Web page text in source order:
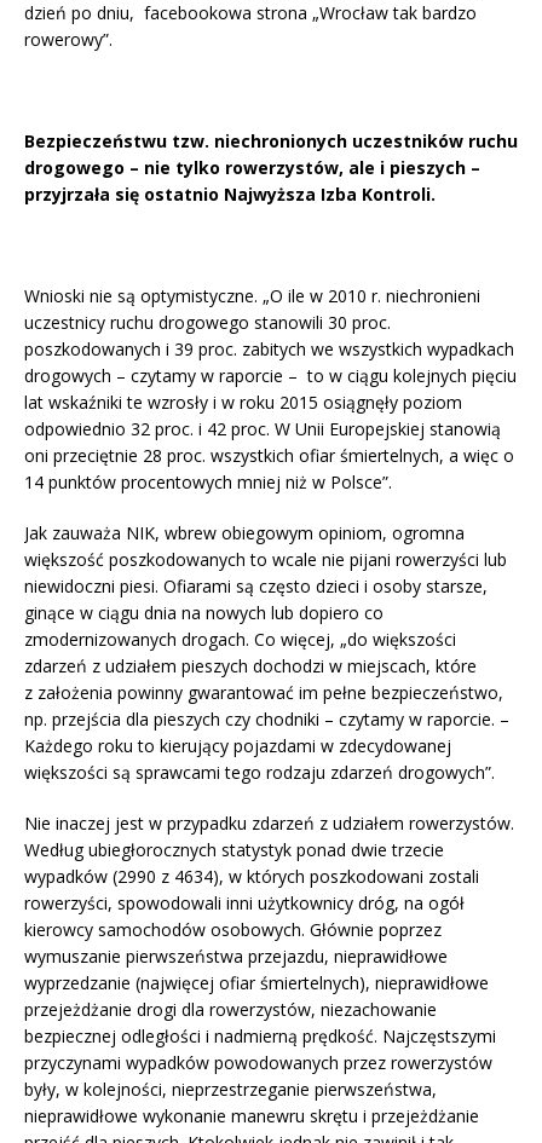
dzień po dniu, facebookowa strona „Wrocław tak bardzo
rowerowy”.
Bezpieczeństwu tzw. niechronionych uczestników ruchu
drogowego – nie tylko rowerzystów, ale i pieszych –
przyjrzała się ostatnio Najwyższa Izba Kontroli.
Wnioski nie są optymistyczne. „O ile w 2010 r. niechronieni
uczestnicy ruchu drogowego stanowili 30 proc.
poszkodowanych i 39 proc. zabitych we wszystkich wypadkach
drogowych – czytamy w raporcie – to w ciągu kolejnych pięciu
lat wskaźniki te wzrosły i w roku 2015 osiągnęły poziom
odpowiednio 32 proc. i 42 proc. W Unii Europejskiej stanowią
oni przeciętnie 28 proc. wszystkich ofiar śmiertelnych, a więc o
14 punktów procentowych mniej niż w Polsce”.
Jak zauważa NIK, wbrew obiegowym opiniom, ogromna
większość poszkodowanych to wcale nie pijani rowerzyści lub
niewidoczni piesi. Ofiarami są często dzieci i osoby starsze,
ginące w ciągu dnia na nowych lub dopiero co
zmodernizowanych drogach. Co więcej, „do większości
zdarzeń z udziałem pieszych dochodzi w miejscach, które
z założenia powinny gwarantować im pełne bezpieczeństwo,
np. przejścia dla pieszych czy chodniki – czytamy w raporcie. –
Każdego roku to kierujący pojazdami w zdecydowanej
większości są sprawcami tego rodzaju zdarzeń drogowych”.
Nie inaczej jest w przypadku zdarzeń z udziałem rowerzystów.
Według ubiegłorocznych statystyk ponad dwie trzecie
wypadków (2990 z 4634), w których poszkodowani zostali
rowerzyści, spowodowali inni użytkownicy dróg, na ogół
kierowcy samochodów osobowych. Głównie poprzez
wymuszanie pierwszeństwa przejazdu, nieprawidłowe
wyprzedzanie (najwięcej ofiar śmiertelnych), nieprawidłowe
przejeżdżanie drogi dla rowerzystów, niezachowanie
bezpiecznej odległości i nadmierną prędkość. Najczęstszymi
przyczynami wypadków powodowanych przez rowerzystów
były, w kolejności, nieprzestrzeganie pierwszeństwa,
nieprawidłowe wykonanie manewru skrętu i przejeżdżanie